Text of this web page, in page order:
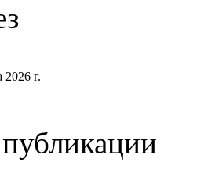
2026 г.